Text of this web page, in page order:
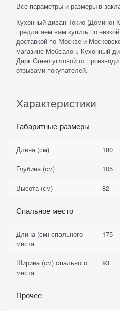
Все параметры и размеры в
Кухонный диван Токио (Домино)
предлагаем вам купить по
доставкой по Москве и
магазине Мебсалон. Кухонный
Дарк Green угловой от
отзывами покупателей.
Характеристики
Габаритные размеры
Длина (см)
180
Глубина (см)
105
Высота (см)
82
Спальное место
Длина (см) спального
места
175
Ширина (см) спального
места
93
Прочее